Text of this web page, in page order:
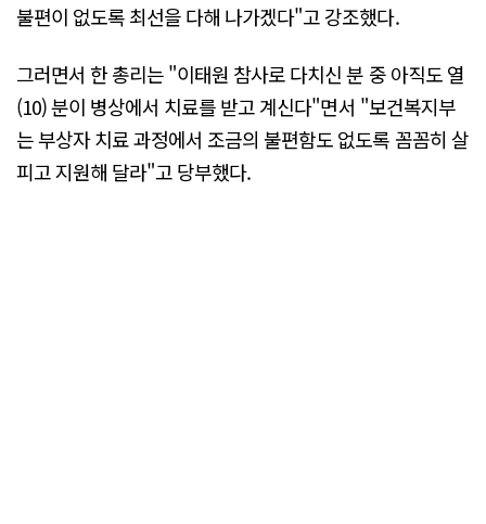
불편이 없도록 최선을 다해 나가겠다"고 강조했다.
그러면서 한 총리는 "이태원 참사로 다치신 분 중 아직도 열
(10) 분이 병상에서 치료를 받고 계신다"면서 "보건복지부
는 부상자 치료 과정에서 조금의 불편함도 없도록 꼼꼼히 살
피고 지원해 달라"고 당부했다.